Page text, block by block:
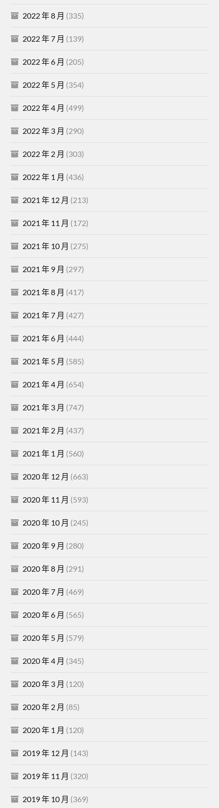
2022 年 8 月 (335)
2022 年 7 月 (139)
2022 年 6 月 (205)
2022 年 5 月 (354)
2022 年 4 月 (499)
2022 年 3 月 (290)
2022 年 2 月 (303)
2022 年 1 月 (436)
2021 年 12 月 (213)
2021 年 11 月 (172)
2021 年 10 月 (275)
2021 年 9 月 (297)
2021 年 8 月 (417)
2021 年 7 月 (427)
2021 年 6 月 (444)
2021 年 5 月 (585)
2021 年 4 月 (654)
2021 年 3 月 (747)
2021 年 2 月 (437)
2021 年 1 月 (560)
2020 年 12 月 (663)
2020 年 11 月 (593)
2020 年 10 月 (245)
2020 年 9 月 (280)
2020 年 8 月 (291)
2020 年 7 月 (469)
2020 年 6 月 (565)
2020 年 5 月 (579)
2020 年 4 月 (345)
2020 年 3 月 (120)
2020 年 2 月 (85)
2020 年 1 月 (120)
2019 年 12 月 (143)
2019 年 11 月 (320)
2019 年 10 月 (369)